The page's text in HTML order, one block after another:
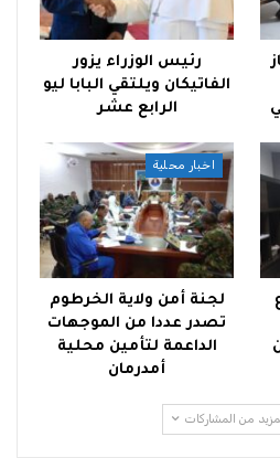
رئيس الوزراء يزور
الفاتيكان ويلتقي البابا ليو
الرابع عشر
اخبار محلية
لجنة أمن ولاية الخرطوم
تصدر عددا من الموجهات
الداعمة لتأمين محلية
أمدرمان
من المشاركات